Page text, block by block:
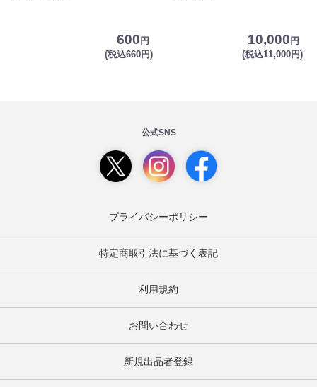
600 円
(税込660円)
10,000 円
(税込11,000円)
公式SNS
プライバシーポリシー
特定商取引法に基づく表記
利用規約
お問い合わせ
新規出品者登録